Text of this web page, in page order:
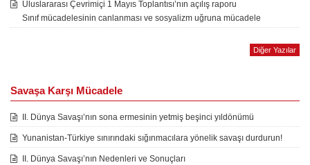
Uluslararası Çevrimiçi 1 Mayıs Toplantısı’nın açılış raporu
Sınıf mücadelesinin canlanması ve sosyalizm uğruna mücadele
Diğer Yazılar
Savaşa Karşı Mücadele
II. Dünya Savaşı’nın sona ermesinin yetmiş beşinci yıldönümü
Yunanistan-Türkiye sınırındaki sığınmacılara yönelik savaşı durdurun!
II. Dünya Savaşı’nın Nedenleri ve Sonuçları